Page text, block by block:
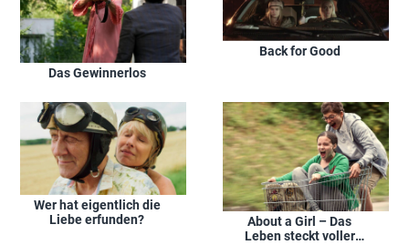
Das Gewinnerlos
Back for Good
Wer hat eigentlich die
Liebe erfunden?
About a Girl – Das
Leben steckt voller